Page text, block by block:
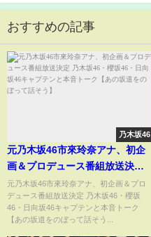
おすすめの記事
乃木坂46
元乃木坂46市來玲奈アナ、初企
画＆プロデュース番組放送決定
乃木坂46・櫻坂46・日向坂46キ
ャプテンと本音トーク【あの坂
道をのぼって話そう】
元乃木坂46市來玲奈アナ、初企画＆プロ
デュース番組放送決定 乃木坂46・櫻坂
46・日向坂46キャプテンと本音トーク
【あの坂道をのぼって話そう...